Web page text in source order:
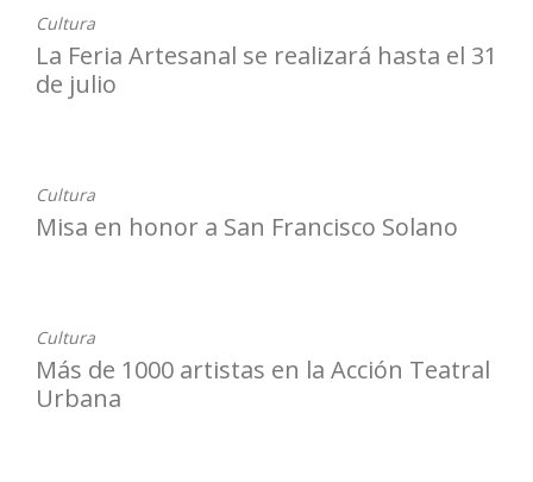
Cultura
La Feria Artesanal se realizará hasta el 31
de julio
Cultura
Misa en honor a San Francisco Solano
Cultura
Más de 1000 artistas en la Acción Teatral
Urbana